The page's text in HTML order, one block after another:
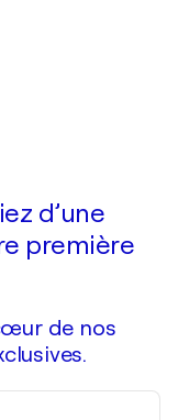
d’une
première
de nos